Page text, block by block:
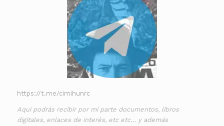
https://t.me/cimihunrc
Aquí podrás recibir por mi parte documentos, libros
digitales, enlaces de interés, etc etc… y además